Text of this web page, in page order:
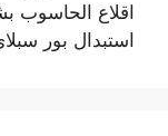
اقلاع الحاسوب
استبدال بور